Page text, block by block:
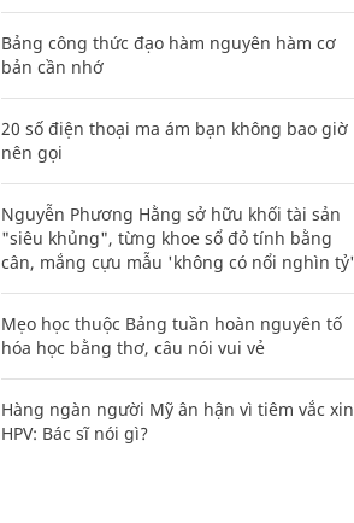
Bảng công thức đạo hàm nguyên hàm cơ
bản cần nhớ
20 số điện thoại ma ám bạn không bao giờ
nên gọi
Nguyễn Phương Hằng sở hữu khối tài sản
"siêu khủng", từng khoe sổ đỏ tính bằng
cân, mắng cựu mẫu 'không có nổi nghìn tỷ'
Mẹo học thuộc Bảng tuần hoàn nguyên tố
hóa học bằng thơ, câu nói vui vẻ
Hàng ngàn người Mỹ ân hận vì tiêm vắc xin
HPV: Bác sĩ nói gì?